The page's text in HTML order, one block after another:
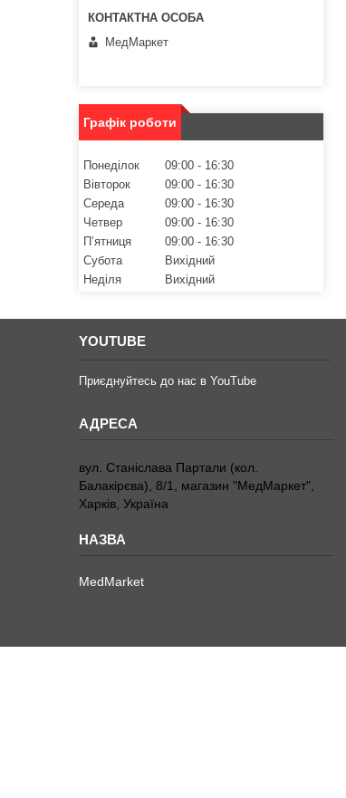
МедМаркет
Графік роботи
Понеділок 09:00
16:30
Вівторок
09:00
16:30
Середа
09:00
16:30
Четвер
09:00
16:30
Пʼятниця
09:00
16:30
Субота
Вихідний
Неділя
Вихідний
YOUTUBE
Приєднуйтесь до нас в YouTube
вул. Станіслава Партали (кол.
Балакірєва), 8/1, магазин "МедМаркет",
Харків, Україна
MedMarket